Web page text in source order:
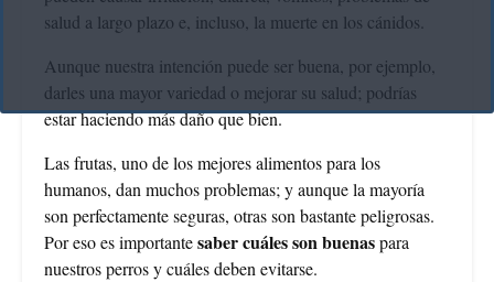
salud a largo plazo e, incluso, la muerte en los cánidos.
Aunque nuestra intención puede ser buena, por ejemplo,
darles una mayor variedad o mejorar su salud; podrías
estar haciendo más daño que bien.
Las frutas, uno de los mejores alimentos para los
humanos, dan muchos problemas; y aunque la mayoría
son perfectamente seguras, otras son bastante peligrosas.
Por eso es importantesaber cuáles son buenaspara
nuestros perros y cuáles deben evitarse.